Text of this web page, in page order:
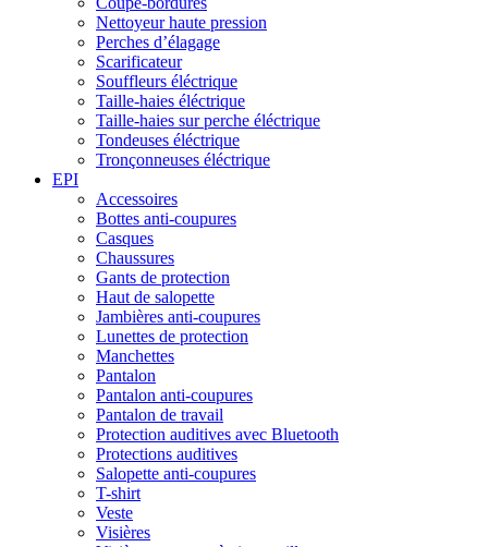
Nettoyeur haute pression
Perches d’élagage
Scarificateur
Souffleurs éléctrique
Taille-haies éléctrique
Taille-haies sur perche éléctrique
Tondeuses éléctrique
Tronçonneuses éléctrique
EPI
Accessoires
Bottes anti-coupures
Casques
Chaussures
Gants de protection
Haut de salopette
Jambières anti-coupures
Lunettes de protection
Manchettes
Pantalon
Pantalon anti-coupures
Pantalon de travail
Protection auditives avec Bluetooth
Protections auditives
Salopette anti-coupures
T-shirt
Veste
Visières